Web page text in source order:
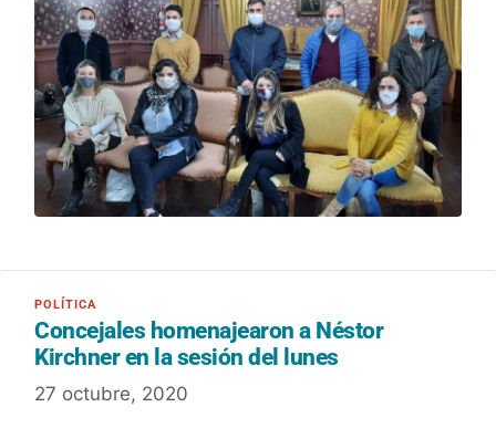
Concejales homenajearon a Néstor
Kirchner en la sesión del lunes
27 octubre, 2020